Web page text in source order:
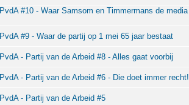
PvdA #10 - Waar Samsom en Timmermans de media
PvdA #9 - Waar de partij op 1 mei 65 jaar bestaat
PvdA - Partij van de Arbeid #8 - Alles gaat voorbij
PvdA - Partij van de Arbeid #6 - Die doet immer recht!
PvdA - Partij van de Arbeid #5